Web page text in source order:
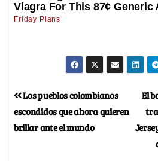
El
Los pueblos colombianos
escondidos que ahora quieren
brillar ante el mundo